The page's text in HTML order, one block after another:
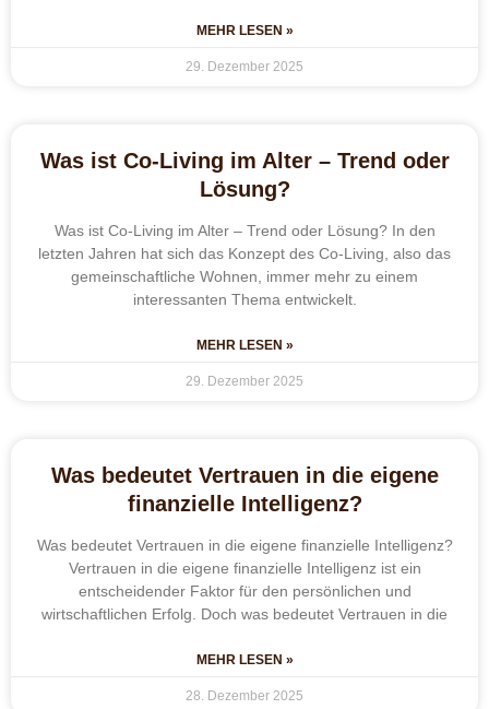
MEHR LESEN »
29. Dezember 2025
Was ist Co-Living im Alter – Trend oder
Lösung?
Was ist Co-Living im Alter – Trend oder Lösung? In den
letzten Jahren hat sich das Konzept des Co-Living, also das
gemeinschaftliche Wohnen, immer mehr zu einem
interessanten Thema entwickelt.
MEHR LESEN »
29. Dezember 2025
Was bedeutet Vertrauen in die eigene
finanzielle Intelligenz?
Was bedeutet Vertrauen in die eigene finanzielle Intelligenz?
Vertrauen in die eigene finanzielle Intelligenz ist ein
entscheidender Faktor für den persönlichen und
wirtschaftlichen Erfolg. Doch was bedeutet Vertrauen in die
MEHR LESEN »
28. Dezember 2025